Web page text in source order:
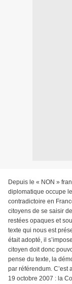
Depuis le « NON »
diplomatique occupe
contradictoire en
citoyens de se saisir
restées opaques et
texte qui nous est
était adopté, il
citoyen doit donc
pense du texte, la
par référendum. C’est
19 octobre 2007 : la